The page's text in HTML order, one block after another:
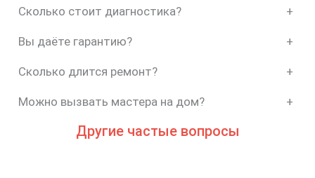
Сколько стоит диагностика? +
Вы даёте гарантию? +
Сколько длится ремонт? +
Можно вызвать мастера на дом? +
Другие частые вопросы